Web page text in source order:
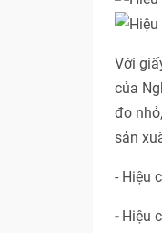
Với
của
đo
sản
- Hiệu
- Hiệu